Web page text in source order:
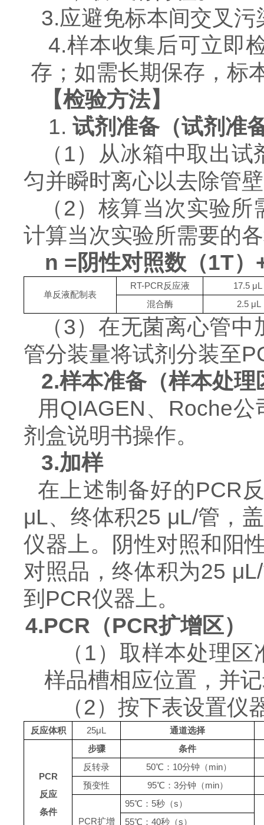
3.应避免标本间交叉污
4.样本收集后可立即
存；如需长期保存，标
【检验方法】
1. 试剂准备（试剂准
（ 1）从冰箱中取出试
匀并瞬时离心以去除管
（2）核算当次实验所
计算当次实验所需要的
n =阴性对照数（1T
单反液配制表
RT-PCR反应液 17.5 μL
混合酶 2.5 μL
（3） 在无菌离心管中
管分装量将试剂分装至
2.样本准备（样本处理
用QIAGEN、Roche
剂盒说明书操作。
3.加样
在上述制备好的PCR
μL、终体积25 μL/管，
仪器上。阴性对照和阳
对照品，终体积为25
到PCR仪器上。
4.PCR（PCR扩增区）
（ 1）取样本处理区
样品槽相应位置，并
（2）按下表设置仪
反应体积 25μL 通道选择
PCR
反应
条件
步骤
条件
反转录
50℃：10分钟（min）
预变性
95℃：3分钟（min）
PCR扩增
95℃： 5秒（s）
55℃：40秒（s）